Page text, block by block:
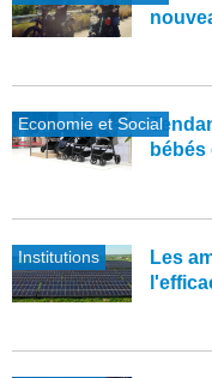
Economie et Social
Institutions
Les